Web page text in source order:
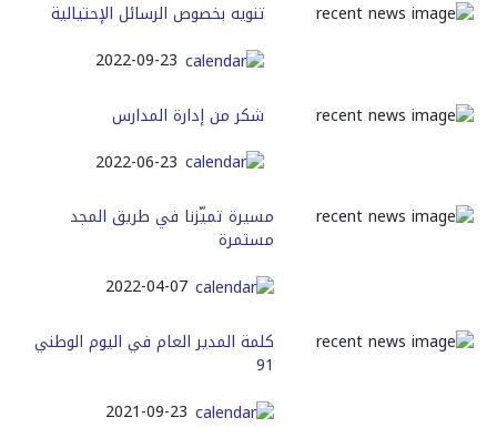
تنويه بخصوص الرسائل الإحتيالية
2022-09-23
شكر من إدارة المدارس
2022-06-23
ﻣﺴﻴﺮﺓ ﺗﻤﻴّﺰﻧﺎ ﻓﻲ ﻃﺮﻳﻖ ﺍﻟﻤﺠﺪ
ﻣﺴﺘﻤﺮﺓ
2022-04-07
كلمة المدير العام في اليوم الوطني
91
2021-09-23